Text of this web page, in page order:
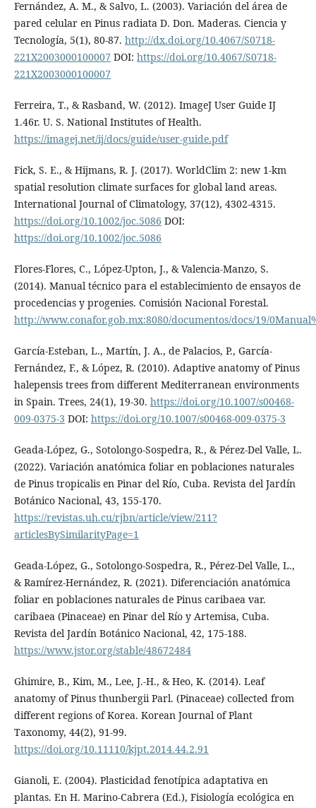
Fernández, A. M., & Salvo, L. (2003). Variación del área de
pared celular en Pinus radiata D. Don. Maderas. Ciencia y
Tecnología, 5(1), 80-87. http://dx.doi.org/10.4067/S0718-
221X2003000100007 DOI: https://doi.org/10.4067/S0718-
221X2003000100007
Ferreira, T., & Rasband, W. (2012). ImageJ User Guide IJ
1.46r. U. S. National Institutes of Health.
https://imagej.net/ij/docs/guide/user-guide.pdf
Fick, S. E., & Hijmans, R. J. (2017). WorldClim 2: new 1-km
spatial resolution climate surfaces for global land areas.
International Journal of Climatology, 37(12), 4302-4315.
https://doi.org/10.1002/joc.5086 DOI:
https://doi.org/10.1002/joc.5086
Flores-Flores, C., López-Upton, J., & Valencia-Manzo, S.
(2014). Manual técnico para el establecimiento de ensayos de
procedencias y progenies. Comisión Nacional Forestal.
http://www.conafor.gob.mx:8080/documentos/docs/19/
García-Esteban, L., Martín, J. A., de Palacios, P., García-
Fernández, F., & López, R. (2010). Adaptive anatomy of Pinus
halepensis trees from different Mediterranean environments
in Spain. Trees, 24(1), 19-30. https://doi.org/10.1007/s00468-
009-0375-3 DOI: https://doi.org/10.1007/s00468-009-0375-3
Geada-López, G., Sotolongo-Sospedra, R., & Pérez-Del Valle, L.
(2022). Variación anatómica foliar en poblaciones naturales
de Pinus tropicalis en Pinar del Río, Cuba. Revista del Jardín
Botánico Nacional, 43, 155-170.
https://revistas.uh.cu/rjbn/article/view/211?
articlesBySimilarityPage=1
Geada-López, G., Sotolongo-Sospedra, R., Pérez-Del Valle, L.,
& Ramírez-Hernández, R. (2021). Diferenciación anatómica
foliar en poblaciones naturales de Pinus caribaea var.
caribaea (Pinaceae) en Pinar del Río y Artemisa, Cuba.
Revista del Jardín Botánico Nacional, 42, 175-188.
https://www.jstor.org/stable/48672484
Ghimire, B., Kim, M., Lee, J.-H., & Heo, K. (2014). Leaf
anatomy of Pinus thunbergii Parl. (Pinaceae) collected from
different regions of Korea. Korean Journal of Plant
Taxonomy, 44(2), 91-99.
https://doi.org/10.11110/kjpt.2014.44.2.91
Gianoli, E. (2004). Plasticidad fenotípica adaptativa en
plantas. En H. Marino-Cabrera (Ed.), Fisiología ecológica en